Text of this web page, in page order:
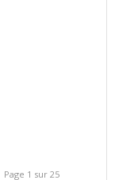
Page 1 sur 25